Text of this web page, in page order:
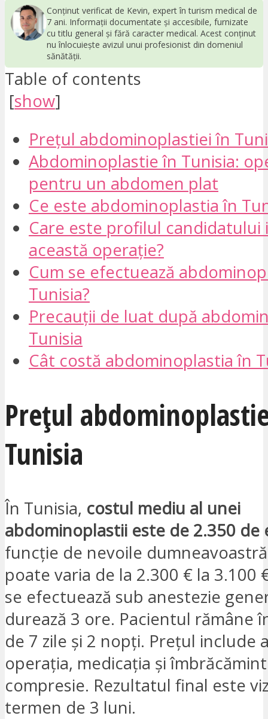
Conținut verificat de Kevin, expert în turism medical de
7 ani. Informații documentate și accesibile, furnizate
cu titlu general și fără caracter medical. Acest conținut
nu înlocuiește avizul unui profesionist din domeniul
sănătății.
Table of contents
[show]
Prețul abdominoplastiei în
Abdominoplastie în Tunisia:
pentru un abdomen plat
Ce este abdominoplastia în
Care este profilul
această operație?
Cum se efectuează
Tunisia?
Precauții de luat după
Tunisia
Cât costă abdominoplastia în
Prețul
Tunisia
În Tunisia, costul mediu al unei
abdominoplastii este de 2.350 de
funcție de nevoile
poate varia de la 2.300 € la 3.100
se efectuează sub anestezie
durează 3 ore. Pacientul rămâne
de 7 zile și 2 nopți. Prețul include
operația, medicația și
compresie. Rezultatul final este
termen de 3 luni.